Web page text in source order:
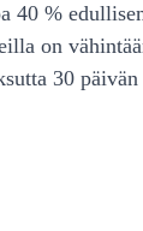
40 %
on
30